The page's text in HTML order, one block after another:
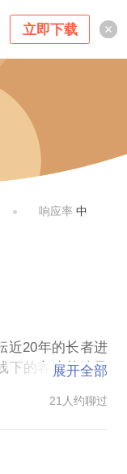
立即下载
响应率 中
近20年的长者进
下的客流萎缩导
散了客流这个话
很多传统企业
是找死，不
展开全部
21人约聊过